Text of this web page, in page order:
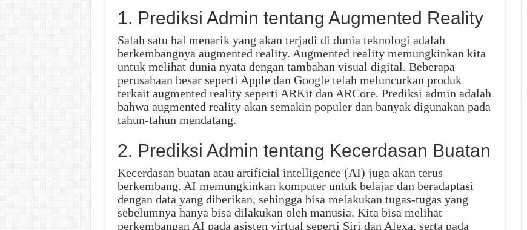
1. Prediksi Admin tentang Augmented Reality
Salah satu hal menarik yang akan terjadi di dunia teknologi adalah
berkembangnya augmented reality. Augmented reality memungkinkan kita
untuk melihat dunia nyata dengan tambahan visual digital. Beberapa
perusahaan besar seperti Apple dan Google telah meluncurkan produk
terkait augmented reality seperti ARKit dan ARCore. Prediksi admin adalah
bahwa augmented reality akan semakin populer dan banyak digunakan pada
tahun-tahun mendatang.
2. Prediksi Admin tentang Kecerdasan Buatan
Kecerdasan buatan atau artificial intelligence (AI) juga akan terus
berkembang. AI memungkinkan komputer untuk belajar dan beradaptasi
dengan data yang diberikan, sehingga bisa melakukan tugas-tugas yang
sebelumnya hanya bisa dilakukan oleh manusia. Kita bisa melihat
perkembangan AI pada asisten virtual seperti Siri dan Alexa, serta pada